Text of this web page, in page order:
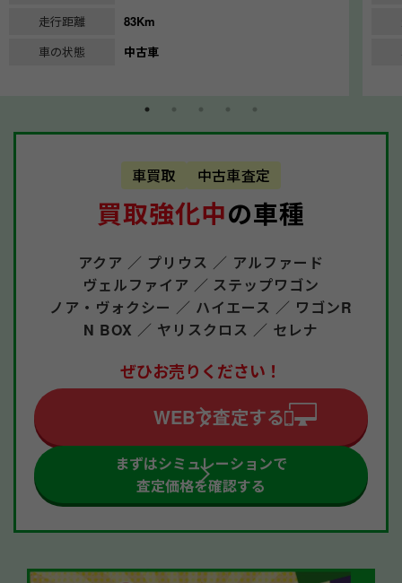
走行距離
83Km
車の状態
中古車
車買取 中古車査定
買取強化中の車種
アクア ／ プリウス ／ アルファード
ヴェルファイア ／ ステップワゴン
ノア・ヴォクシー ／ ハイエース ／ ワゴンR
N BOX ／ ヤリスクロス ／ セレナ
ぜひお売りください！
WEBで査定する
まずはシミュレーションで
査定価格を確認する